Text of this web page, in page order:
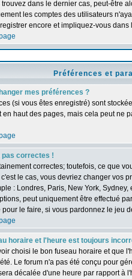
dans le dernier cas, peut-être
les comptes des utilisateurs
encore et impliquez-vous dans
Préférences et
mes préférences ?
(si vous êtes enregistré) sont
en haut des pages, mais cela peut ne
pas correctes !
correctes; toutefois, ce que
le cas, vous devriez changer vos
: Londres, Paris, New York,
peut uniquement être effectué
le faire, si vous pardonnez le jeu
horaire et l'heure est toujours
choisi le bon fuseau horaire et que
Le forum n'a pas été conçu pour
décalée d'une heure par rapport à